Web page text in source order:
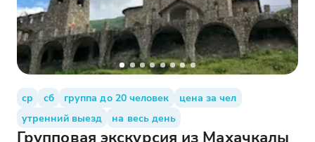
ср сб группа до 20 человек
цена за чел
утренний выезд
на весь день
Групповая экскурсия из Махачкалы